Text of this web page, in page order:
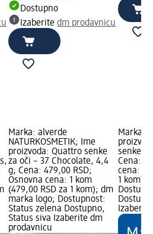
Dostupno
Izaberitedm prodavnicu
Marka: alverde
NATURKOSMETIK; Ime
proizvoda: Quattro senke
za oči – 37 Chocolate, 4,4
g; Cena: 479,00 RSD;
Osnovna cena: 1 kom
(479,00 RSD za 1 kom); dm
marka logo; Dostupnost:
Status zelena Dostupno,
Status siva Izaberite dm
prodavnicu
Marka:
senke,
Cena:
cena: 5
1 kom);